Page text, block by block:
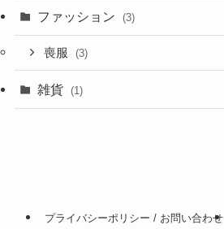
ファッション (3)
喪服 (3)
雑貨 (1)
プライバシーポリシー / お問い合わせ